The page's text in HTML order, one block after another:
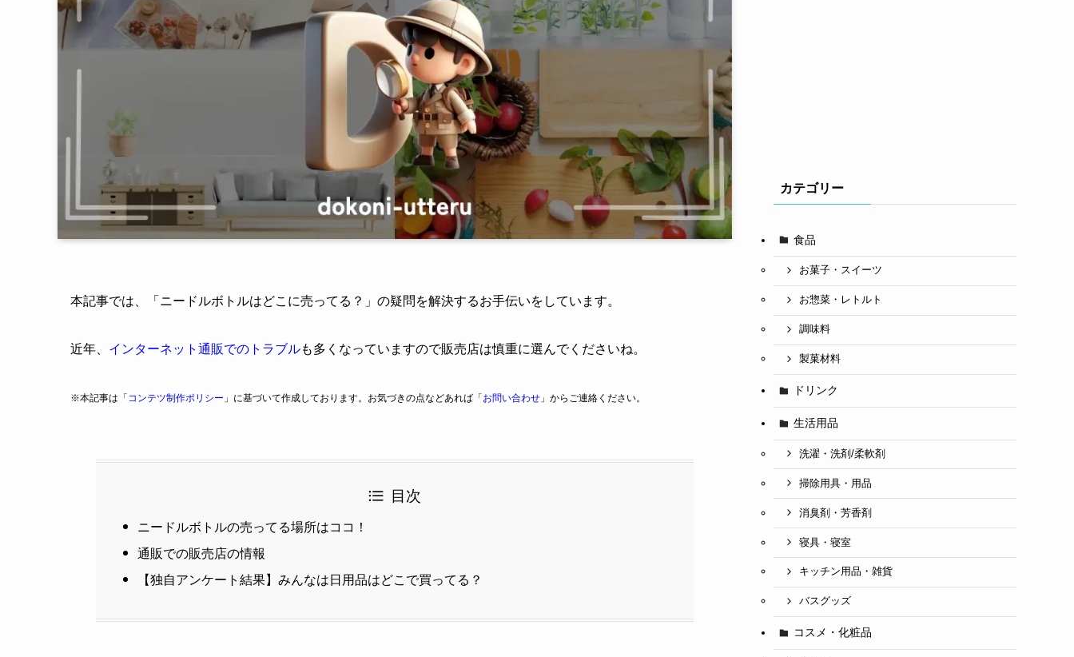
本記事では、「ニードルボトルはどこに売ってる？」の疑問を解決するお手伝いをしています。
近年、 インターネット通販でのトラブルも多くなっていますので販売店は慎重に選んでくださいね。
※本記事は「 コンテツ制作ポリシー 」に基づいて作成しております。お気づきの点などあれば「 お問い合わせ 」からご連絡ください。
目次
ニードルボトルの売ってる場所はココ！
通販での販売店の情報
【独自アンケート結果】みんなは日用品はどこで買ってる？
カテゴリー
食品
お菓子・スイーツ
お惣菜・レトルト
調味料
製菓材料
ドリンク
生活用品
洗濯・洗剤/柔軟剤
掃除用具・用品
消臭剤・芳香剤
寝具・寝室
キッチン用品・雑貨
バスグッズ
コスメ・化粧品